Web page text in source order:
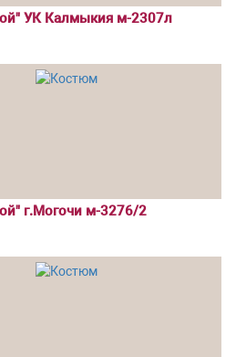
УК Калмыкия м-2307л
г.Могочи м-3276/2